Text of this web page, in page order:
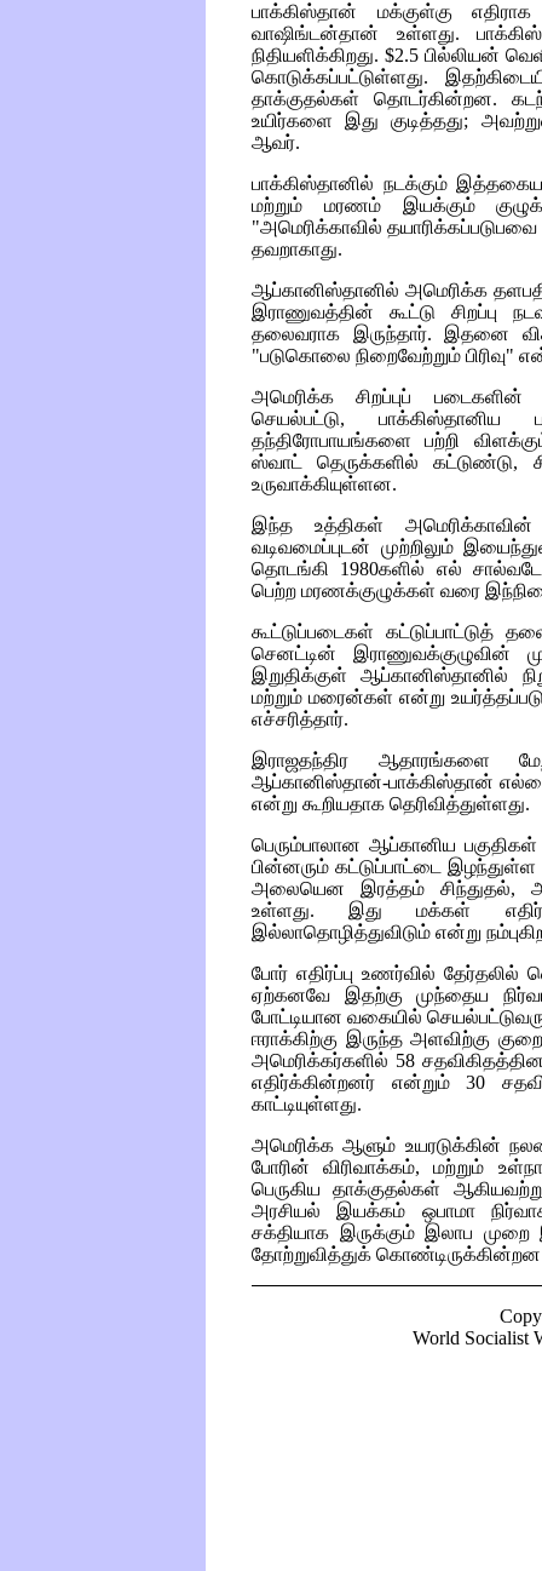
பாக்கிஸ்தான் மக்குள்கு
வாஷிங்டன்தான் உள்ளது.
நிதியளிக்கிறது. $2.5
கொடுக்கப்பட்டுள்ளது.
தாக்குதல்கள் தொடர்கின்றன.
உயிர்களை இது குடித்தது;
ஆவர்.
பாக்கிஸ்தானில் நடக்கும்
மற்றும் மரணம் இயக்கும்
"அமெரிக்காவில் தயாரிக்கப்படுபவை
தவறாகாது.
ஆப்கானிஸ்தானில் அமெரிக்க
இராணுவத்தின் கூட்டு சிறப்பு
தலைவராக இருந்தார். இதனை
"படுகொலை நிறைவேற்றும் பிரிவு"
அமெரிக்க சிறப்புப்
செயல்பட்டு,
தந்திரோபாயங்களை பற்றி
ஸ்வாட் தெருக்களில் கட்டுண்டு,
உருவாக்கியுள்ளன.
இந்த உத்திகள் அமெரிக்காவின்
வடிவமைப்புடன் முற்றிலும்
தொடங்கி 1980களில் எல்
பெற்ற மரணக்குழுக்கள் வரை
கூட்டுப்படைகள்
செனட்டின்
இறுதிக்குள் ஆப்கானிஸ்தானில்
மற்றும் மரைன்கள் என்று
எச்சரித்தார்.
இராஜதந்திர ஆதாரங்களை
ஆப்கானிஸ்தான்-பாக்கிஸ்தான் எல்லைக்
என்று கூறியதாக தெரிவித்துள்ளது.
பெரும்பாலான ஆப்கானிய
பின்னரும் கட்டுப்பாட்டை இழந்துள்ள
அலையென இரத்தம் சிந்துதல்,
உள்ளது. இது மக்கள்
இல்லாதொழித்துவிடும் என்று
போர் எதிர்ப்பு உணர்வில் தேர்தலில்
ஏற்கனவே இதற்கு முந்தைய
போட்டியான வகையில்
ஈராக்கிற்கு இருந்த அளவிற்கு
அமெரிக்கர்களில் 58
எதிர்க்கின்றனர் என்றும் 30
காட்டியுள்ளது.
அமெரிக்க ஆளும் உயரடுக்கின்
போரின் விரிவாக்கம், மற்றும்
பெருகிய தாக்குதல்கள்
அரசியல் இயக்கம் ஒபாமா
சக்தியாக இருக்கும் இலாப முறை
தோற்றுவித்துக்
World Socialist